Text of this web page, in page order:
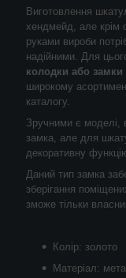
Виготовлення
хендмейд, але крім
руками вироби
надійними. Для
колодки або
широкому
каталогу.
Зручними є моделі,
замка, але для
декоративну
Даний тип замка
зберігання
зможе тільки
Колір: золото
Матеріал: